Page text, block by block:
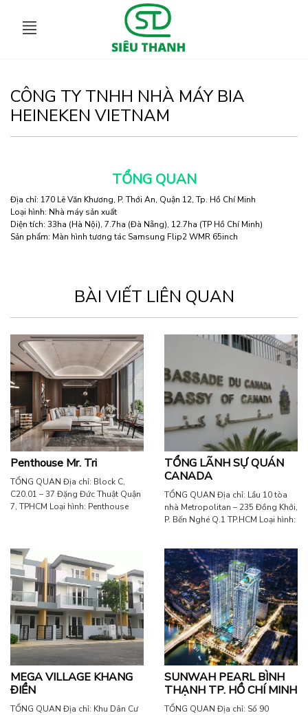
CÔNG TY TNHH NHÀ MÁY BIA
HEINEKEN VIETNAM
TỔNG QUAN
Địa chỉ: 170 Lê Văn Khương, P. Thới An, Quận 12, Tp. Hồ Chí Minh
Loại hình: Nhà máy sản xuất
Diện tích: 33ha (Hà Nội), 7.7ha (Đà Nẵng), 12.7ha (TP Hồ Chí Minh)
Sản phẩm: Màn hình tương tác Samsung Flip2 WMR 65inch
BÀI VIẾT LIÊN QUAN
Penthouse Mr. Tri
TỔNG QUAN Địa chỉ: Block C,
C20.01 – 37 Đặng Đức Thuật Quận
7, TPHCM Loại hình: Penthouse
TỔNG LÃNH SỰ QUÁN
CANADA
TỔNG QUAN Địa chỉ: Lầu 10 tòa
nhà Metropolitan – 235 Đồng Khởi,
P. Bến Nghé Q.1 TP.HCM Loại hình:
MEGA VILLAGE KHANG
ĐIỀN
TỔNG QUAN Địa chỉ: Khu Dân Cư
SUNWAH PEARL BÌNH
THẠNH TP. HỒ CHÍ MINH
TỔNG QUAN Địa chỉ: Số 90